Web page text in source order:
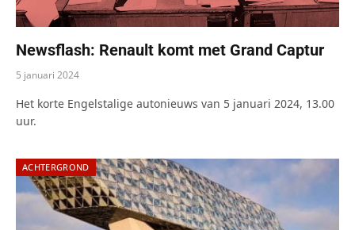
Newsflash: Renault komt met Grand Captur
5 januari 2024
Het korte Engelstalige autonieuws van 5 januari 2024, 13.00
uur.
ACHTERGROND